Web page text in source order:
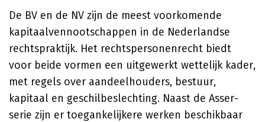
De BV en de NV zijn de meest voorkomende
kapitaalvennootschappen in de Nederlandse
rechtspraktijk. Het rechtspersonenrecht biedt
voor beide vormen een uitgewerkt wettelijk kader,
met regels over aandeelhouders, bestuur,
kapitaal en geschilbeslechting. Naast de Asser-
serie zijn er toegankelijkere werken beschikbaar